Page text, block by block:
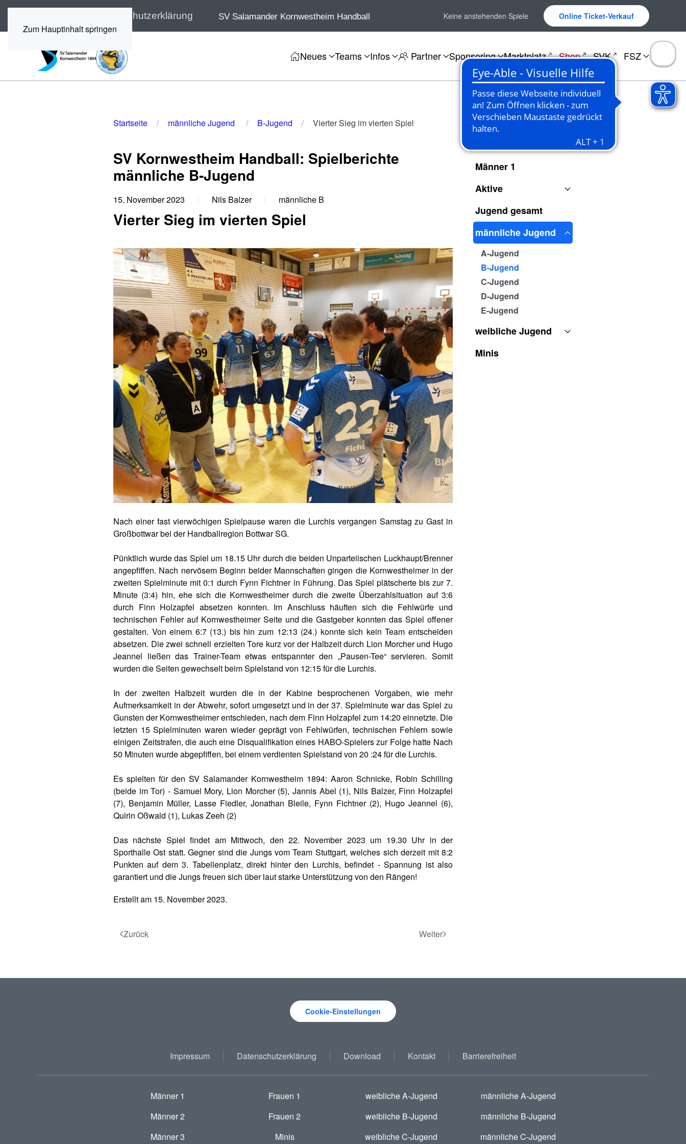
Zum Hauptinhalt springen
Datenschutzerklärung SV Salamander Kornwestheim Handball Keine anstehenden Spiele Online Ticket-Verkauf
Neues Teams Infos Partner Sponsoring Marktplatz Shop SVK FSZ
Startseite männliche Jugend B-Jugend Vierter Sieg im vierten Spiel
SV Kornwestheim Handball: Spielberichte
männliche B-Jugend
15. November 2023 Nils Balzer männliche B
Vierter Sieg im vierten Spiel
Nach einer fast vierwöchigen Spielpause waren die Lurchis vergangen Samstag zu Gast in
Großbottwar bei der Handballregion Bottwar SG.
Pünktlich wurde das Spiel um 18.15 Uhr durch die beiden Unparteiischen Luckhaupt/Brenner
angepfiffen. Nach nervösem Beginn beider Mannschaften gingen die Kornwestheimer in der
zweiten Spielminute mit 0:1 durch Fynn Fichtner in Führung. Das Spiel plätscherte bis zur 7.
Minute (3:4) hin, ehe sich die Kornwestheimer durch die zweite Überzahlsituation auf 3:6
durch Finn Holzapfel absetzen konnten. Im Anschluss häuften sich die Fehlwürfe und
technischen Fehler auf Kornwestheimer Seite und die Gastgeber konnten das Spiel offener
gestalten. Von einem 6:7 (13.) bis hin zum 12:13 (24.) konnte sich kein Team entscheiden
absetzen. Die zwei schnell erzielten Tore kurz vor der Halbzeit durch Lion Morcher und Hugo
Jeannel ließen das Trainer-Team etwas entspannter den „Pausen-Tee“ servieren. Somit
wurden die Seiten gewechselt beim Spielstand von 12:15 für die Lurchis.
In der zweiten Halbzeit wurden die in der Kabine besprochenen Vorgaben, wie mehr
Aufmerksamkeit in der Abwehr, sofort umgesetzt und in der 37. Spielminute war das Spiel zu
Gunsten der Kornwestheimer entschieden, nach dem Finn Holzapfel zum 14:20 einnetzte. Die
letzten 15 Spielminuten waren wieder geprägt von Fehlwürfen, technischen Fehlern sowie
einigen Zeitstrafen, die auch eine Disqualifikation eines HABO-Spielers zur Folge hatte Nach
50 Minuten wurde abgepfiffen, bei einem verdienten Spielstand von 20 :24 für die Lurchis.
Es spielten für den SV Salamander Kornwestheim 1894: Aaron Schnicke, Robin Schilling
(beide im Tor) - Samuel Mory, Lion Morcher (5), Jannis Abel (1), Nils Balzer, Finn Holzapfel
(7), Benjamin Müller, Lasse Fiedler, Jonathan Bleile, Fynn Fichtner (2), Hugo Jeannel (6),
Quirin Oßwald (1), Lukas Zeeh (2)
Das nächste Spiel findet am Mittwoch, den 22. November 2023 um 19.30 Uhr in der
Sporthalle Ost statt. Gegner sind die Jungs vom Team Stuttgart, welches sich derzeit mit 8:2
Punkten auf dem 3. Tabellenplatz, direkt hinter den Lurchis, befindet - Spannung ist also
garantiert und die Jungs freuen sich über laut starke Unterstützung von den Rängen!
Erstellt am 15. November 2023.
Zurück Weiter
Spielberichte
Männer 1
Aktive
Jugend gesamt
männliche Jugend
A-Jugend
B-Jugend
C-Jugend
D-Jugend
E-Jugend
weibliche Jugend
Minis
Cookie-Einstellungen
Impressum Datenschutzerklärung Download Kontakt Barrierefreiheit
Männer 1
Männer 2
Männer 3
Frauen 1
Frauen 2
Minis
weibliche A-Jugend
weibliche B-Jugend
weibliche C-Jugend
männliche A-Jugend
männliche B-Jugend
männliche C-Jugend